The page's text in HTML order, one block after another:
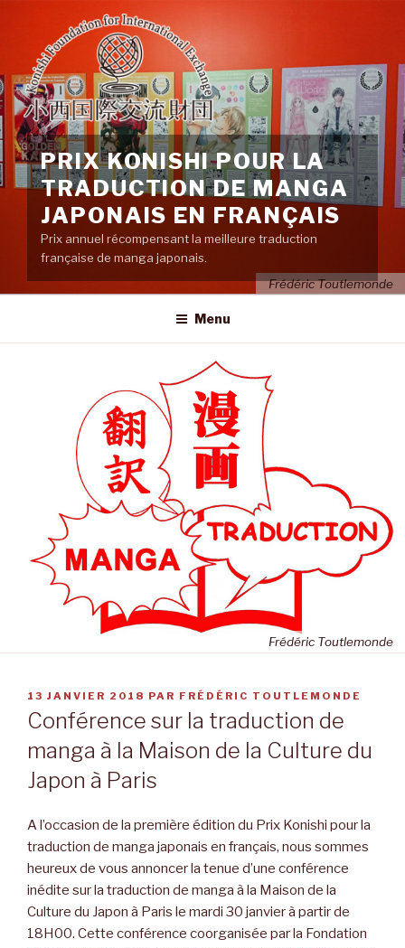
contenu
principal
Frédéric Toutlemonde
PRIX KONISHI POUR LA
TRADUCTION DE MANGA
JAPONAIS EN FRANÇAIS
Prix annuel récompensant la meilleure traduction
française de manga japonais.
Menu
Frédéric Toutlemonde
PUBLIÉ
LE
13 JANVIER 2018 PAR FRÉDÉRIC TOUTLEMONDE
Conférence sur la traduction de
manga à la Maison de la Culture du
Japon à Paris
A l’occasion de la première édition du Prix Konishi pour la
traduction de manga japonais en français, nous sommes
heureux de vous annoncer la tenue d’une conférence
inédite sur la traduction de manga à la Maison de la
Culture du Japon à Paris le mardi 30 janvier à partir de
18H00. Cette conférence coorganisée par la Fondation